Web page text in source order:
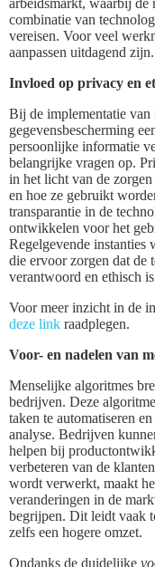
arbeidsmarkt, waarbij de
combinatie van
vereisen. Voor veel
aanpassen uitdagend zijn.
Invloed op privacy en
Bij de implementatie van
gegevensbescherming
persoonlijke informatie
belangrijke vragen op.
in het licht van de
en hoe ze gebruikt
transparantie in de
ontwikkelen voor het
Regelgevende instanties
die ervoor zorgen dat de
verantwoord en ethisch
Voor meer inzicht in de
deze link raadplegen.
Voor- en nadelen van
Menselijke algoritmes
bedrijven. Deze
taken te automatiseren
analyse. Bedrijven
helpen bij
verbeteren van de
wordt verwerkt, maakt
veranderingen in de
begrijpen. Dit leidt vaak
zelfs een hogere omzet.
Ondanks de duidelijke